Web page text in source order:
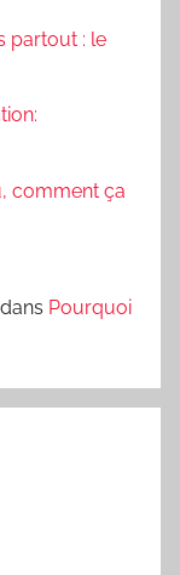
partout : le
comment ça
dans Pourquoi